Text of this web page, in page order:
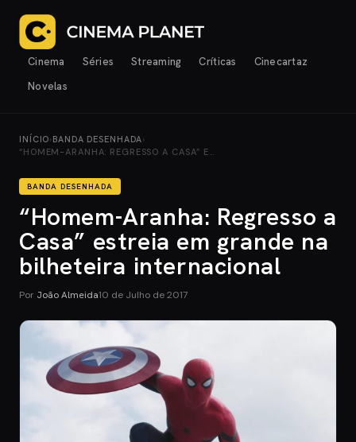
Cinema Séries Streaming Críticas
Cinecartaz
Novelas
INÍCIO› BANDA DESENHADA›
“HOMEM-ARANHA: REGRESSO A CASA” E…
BANDA DESENHADA
“Homem-Aranha: Regresso a
Casa” estreia em grande na
bilheteira internacional
Por João Almeida10 de Julho de 2017